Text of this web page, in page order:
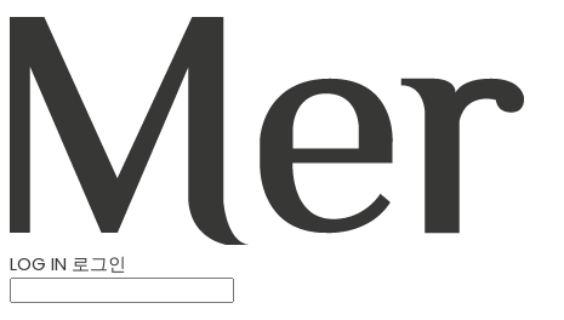
LOG IN 로그인